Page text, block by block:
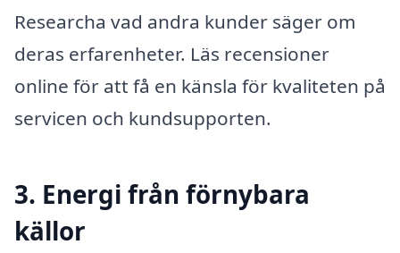
Researcha vad andra kunder säger om
deras erfarenheter. Läs recensioner
online för att få en känsla för kvaliteten på
servicen och kundsupporten.
3. Energi från förnybara
källor